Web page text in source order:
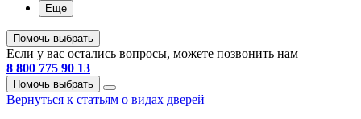
Еще
Помочь выбрать
Если у вас остались вопросы, можете позвонить нам
8 800 775 90 13
Помочь выбрать
Вернуться к статьям о видах дверей